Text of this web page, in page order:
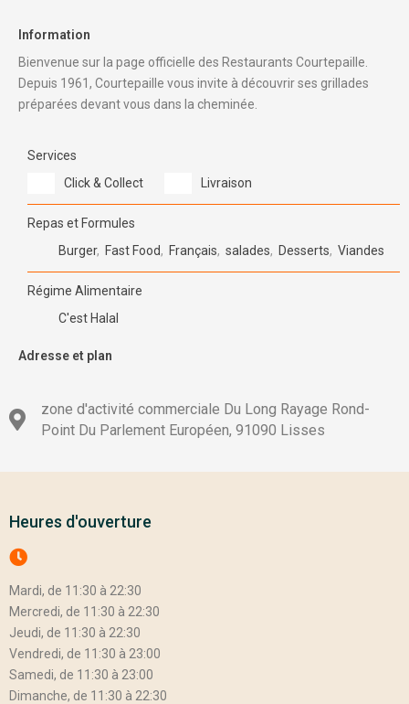
Information
Bienvenue sur la page officielle des Restaurants Courtepaille.
Depuis 1961, Courtepaille vous invite à découvrir ses grillades
préparées devant vous dans la cheminée.
Services
Click & Collect
Livraison
Repas et Formules
Burger, Fast Food, Français, salades, Desserts, Viandes
Régime Alimentaire
C'est Halal
Adresse et plan
zone d'activité commerciale Du Long Rayage Rond-
Point Du Parlement Européen, 91090 Lisses
Heures d'ouverture
Mardi, de 11:30 à 22:30
Mercredi, de 11:30 à 22:30
Jeudi, de 11:30 à 22:30
Vendredi, de 11:30 à 23:00
Samedi, de 11:30 à 23:00
Dimanche, de 11:30 à 22:30